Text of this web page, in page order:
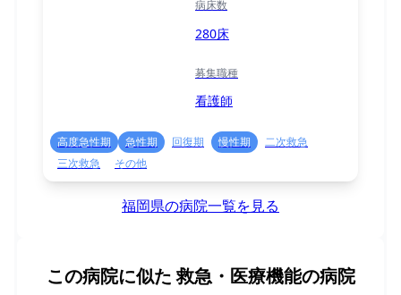
病床数
280床
募集職種
看護師
高度急性期 急性期 回復期 慢性期
二次救急
三次救急
その他
福岡県の病院一覧を見る
この病院に似た 救急・医療機能の病院